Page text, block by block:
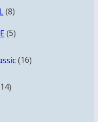
товара
88
55
1616
1414